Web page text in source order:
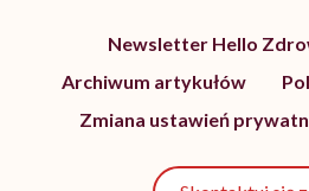
Newsletter Hello
Archiwum artykułów
Zmiana ustawień